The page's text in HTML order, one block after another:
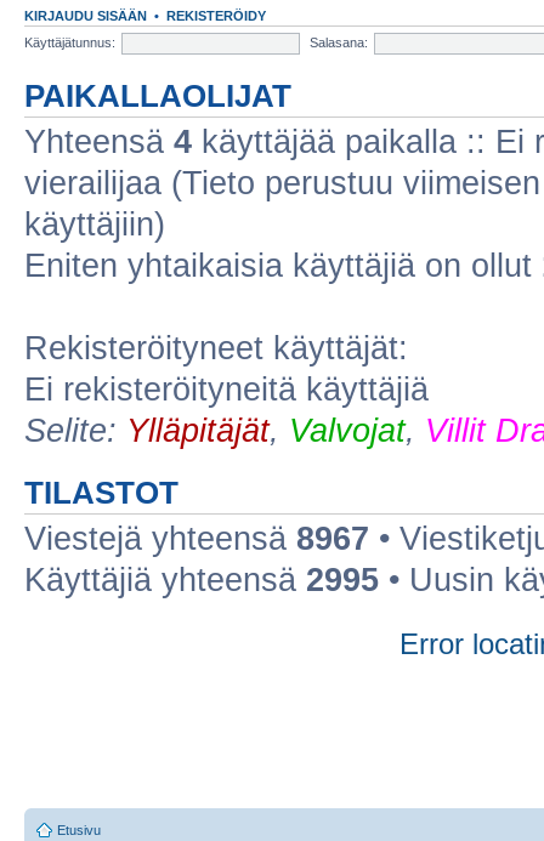
KIRJAUDU SISÄÄN • REKISTERÖIDY
Käyttäjätunnus:
Salasana:
PAIKALLAOLIJAT
Yhteensä 4 käyttäjää paikalla :: Ei
vierailijaa (Tieto perustuu
käyttäjiin)
Eniten yhtaikaisia käyttäjiä on ollut
Rekisteröityneet käyttäjät:
Ei rekisteröityneitä käyttäjiä
Selite: Ylläpitäjät, Valvojat, Villit
TILASTOT
Viestejä yhteensä 8967 •
Käyttäjiä yhteensä 2995 • Uusin
Error
Etusivu